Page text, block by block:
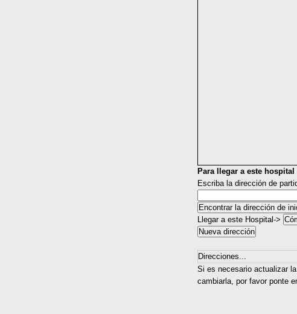
Para llegar a este hospital
Escriba la dirección de
Llegar a este Hospital->
Direcciones...
Si es necesario actualizar
cambiarla, por favor ponte